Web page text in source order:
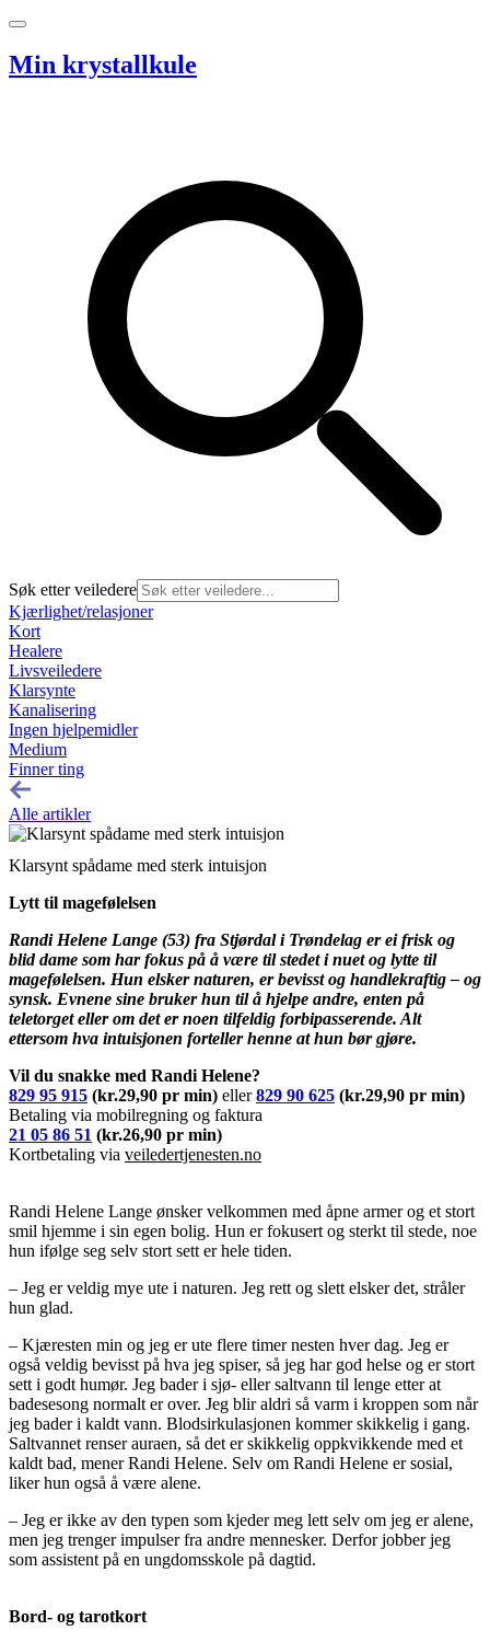
Hopp til innhold
Min krystallkule
Søk etter veiledere
Kjærlighet/relasjoner
Kort
Healere
Livsveiledere
Klarsynte
Kanalisering
Ingen hjelpemidler
Medium
Finner ting
Alle artikler
Klarsynt spådame med sterk intuisjon
Lytt til magefølelsen
Randi Helene Lange (53) fra Stjørdal i Trøndelag er ei frisk og
blid dame som har fokus på å være til stedet i nuet og lytte til
magefølelsen. Hun elsker naturen, er bevisst og handlekraftig – og
synsk. Evnene sine bruker hun til å hjelpe andre, enten på
teletorget eller om det er noen tilfeldig forbipasserende. Alt
ettersom hva intuisjonen forteller henne at hun bør gjøre.
Vil du snakke med Randi Helene?
829 95 915 (kr.29,90 pr min) eller829 90 625 (kr.29,90 pr min)
Betaling via mobilregning og faktura
21 05 86 51 (kr.26,90 pr min)
Kortbetaling via veiledertjenesten.no
Randi Helene Lange ønsker velkommen med åpne armer og et stort
smil hjemme i sin egen bolig. Hun er fokusert og sterkt til stede, noe
hun ifølge seg selv stort sett er hele tiden.
– Jeg er veldig mye ute i naturen. Jeg rett og slett elsker det, stråler
hun glad.
– Kjæresten min og jeg er ute flere timer nesten hver dag. Jeg er
også veldig bevisst på hva jeg spiser, så jeg har god helse og er stort
sett i godt humør. Jeg bader i sjø- eller saltvann til lenge etter at
badesesong normalt er over. Jeg blir aldri så varm i kroppen som når
jeg bader i kaldt vann. Blodsirkulasjonen kommer skikkelig i gang.
Saltvannet renser auraen, så det er skikkelig oppkvikkende med et
kaldt bad, mener Randi Helene. Selv om Randi Helene er sosial,
liker hun også å være alene.
– Jeg er ikke av den typen som kjeder meg lett selv om jeg er alene,
men jeg trenger impulser fra andre mennesker. Derfor jobber jeg
som assistent på en ungdomsskole på dagtid.
Bord- og tarotkort